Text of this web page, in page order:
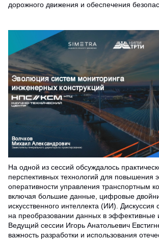
дорожного движения и обеспечения
На одной из сессий обсуждалось
перспективных технологий для повышения
оперативности управления транспортным
включая большие данные, цифровые
искусственного интеллекта (ИИ). Дискуссия
на преобразовании данных в эффективные
Ведущий сессии Игорь Анатольевич
важность разработки и использования